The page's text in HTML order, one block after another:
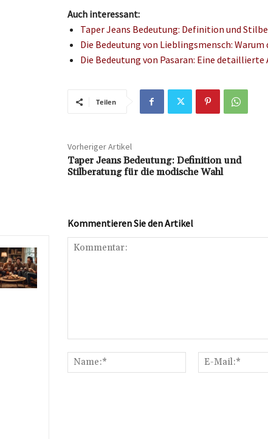
Auch interessant:
Taper Jeans Bedeutung: Definition und
Die Bedeutung von Lieblingsmensch:
Die Bedeutung von Pasaran: Eine detaillierte
Teilen
Vorheriger Artikel
Taper Jeans Bedeutung: Definition und
Stilberatung für die modische Wahl
Kommentieren Sie den Artikel
Name:*